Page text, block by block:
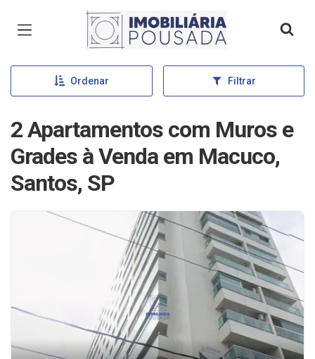
Página inicial
Ordenar Filtrar
2 Apartamentos com Muros e
Grades à Venda em Macuco,
Santos, SP